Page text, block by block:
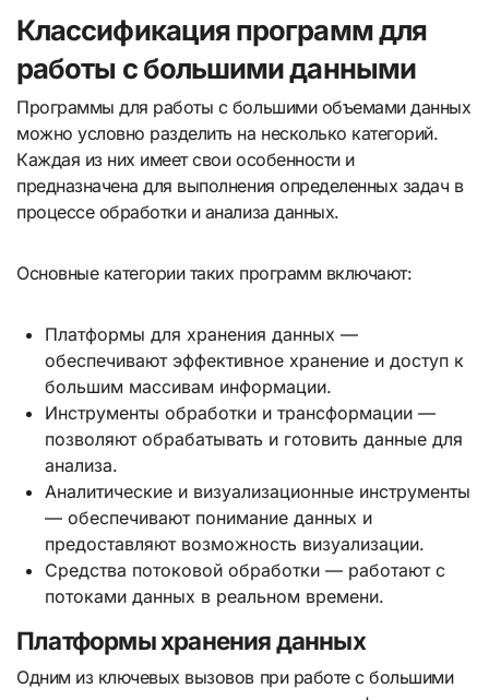
Классификация программ для
работы с большими данными
Программы для работы с большими объемами данных
можно условно разделить на несколько категорий.
Каждая из них имеет свои особенности и
предназначена для выполнения определенных задач в
процессе обработки и анализа данных.
Основные категории таких программ включают:
Платформы для хранения данных —
обеспечивают эффективное хранение и доступ к
большим массивам информации.
Инструменты обработки и трансформации —
позволяют обрабатывать и готовить данные для
анализа.
Аналитические и визуализационные инструменты
— обеспечивают понимание данных и
предоставляют возможность визуализации.
Средства потоковой обработки — работают с
потоками данных в реальном времени.
Платформы хранения данных
Одним из ключевых вызовов при работе с большими